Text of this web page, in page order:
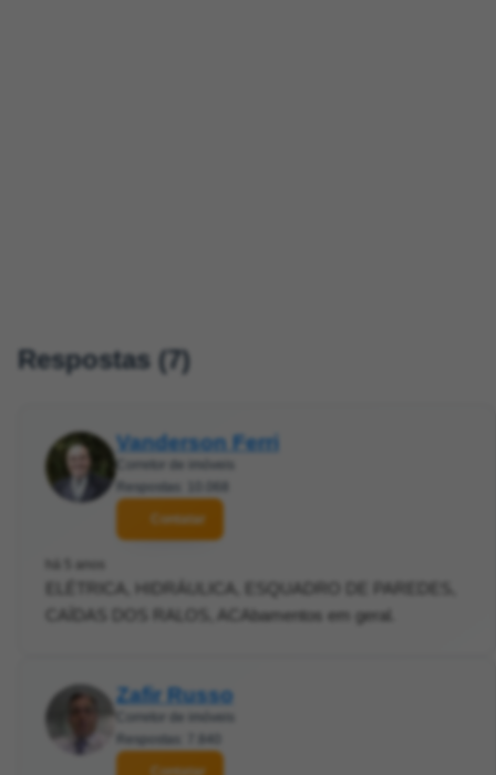
Respostas (7)
Vanderson Ferri
Corretor de imóveis
Respostas: 10.068
Contatar
há 5 anos
CAÍDAS DOS RALOS, ACAbamentos em geral.
Zafir Russo
Corretor de imóveis
Respostas: 7.840
Contatar